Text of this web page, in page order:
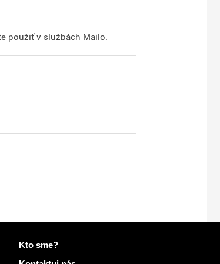
použiť v službách Mailo.
Viac informácií na Mailo
Kto sme?